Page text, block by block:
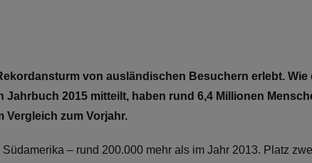
von ausländischen Besuchern erlebt.
2015 mitteilt, haben rund 6,4 Millionen
Vergleich zum Vorjahr.
– rund 200.000 mehr als im Jahr 2013. Platz